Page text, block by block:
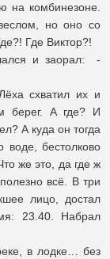
на комбинезоне.
но оно со
Где Виктор?!
и заорал: -
схватил их и
берег. А где? И
А куда он тогда
воде, бестолково
же это, да где ж
всё. В три
лицо, достал
23.40. Набрал
в лодке… без